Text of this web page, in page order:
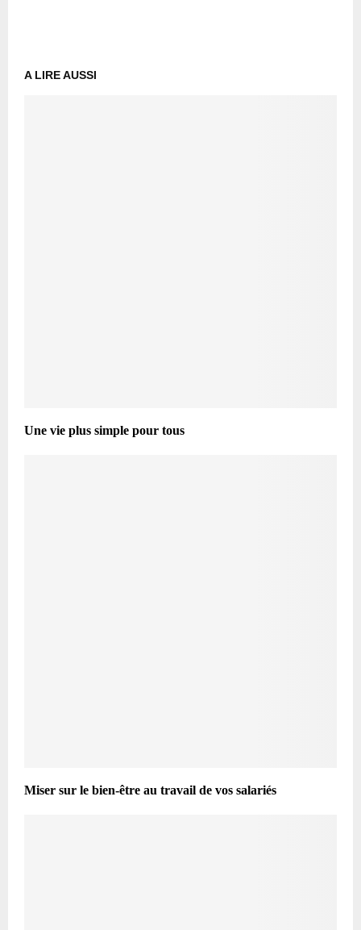
A LIRE AUSSI
Une vie plus simple pour tous
Miser sur le bien-être au travail de vos salariés